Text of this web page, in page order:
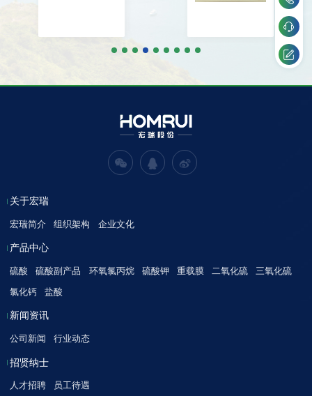
关于宏瑞
宏瑞简介 组织架构 企业文化
产品中心
硫酸 硫酸副产品 环氧氯丙烷 硫酸钾 重载膜 二氧化硫
三氧化硫
氯化钙
盐酸
新闻资讯
公司新闻 行业动态
招贤纳士
人才招聘 员工待遇